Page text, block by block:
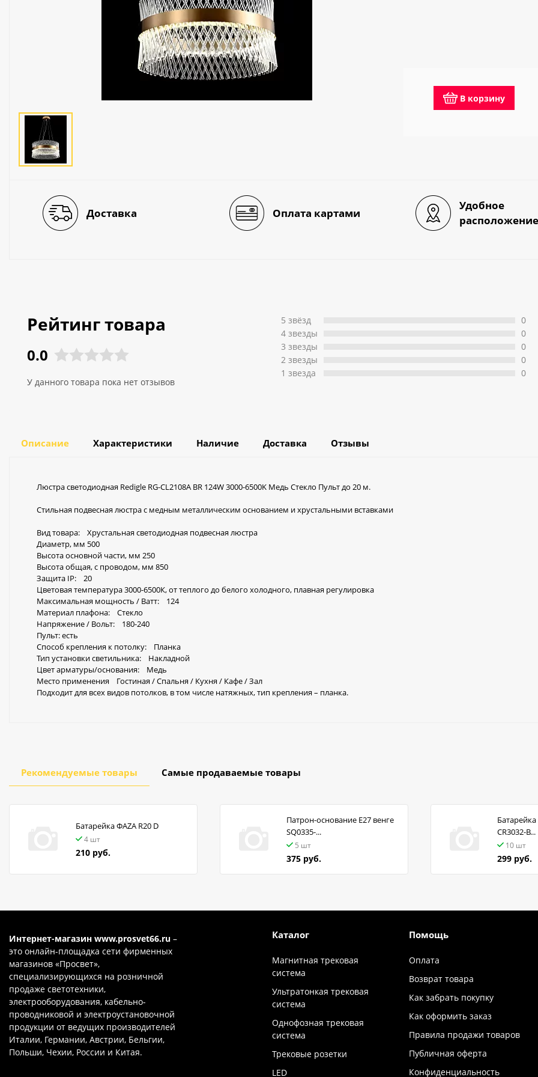
Декор и прочее
В корзину
Доставка Оплата картами
Удобное
расположение
Рейтинг товара
0.0
У данного товара пока нет отзывов
5 звёзд
4 звeзды
3 звeзды
2 звeзды
1 звeзда
0
0
0
0
0
Описание Характеристики Наличие Доставка Отзывы
Люстра светодиодная Redigle RG-CL2108A BR 124W 3000-6500K Медь Стекло Пульт до 20 м.
Стильная подвесная люстра с медным металлическим основанием и хрустальными вставками
Вид товара: Хрустальная светодиодная подвесная люстра
Диаметр, мм 500
Высота основной части, мм 250
Высота общая, с проводом, мм 850
Защита IP: 20
Цветовая температура 3000-6500К, от теплого до белого холодного, плавная регулировка
Максимальная мощность / Ватт: 124
Материал плафона: Стекло
Напряжение / Вольт: 180-240
Пульт: есть
Способ крепления к потолку: Планка
Тип установки светильника: Накладной
Цвет арматуры/основания: Медь
Место применения Гостиная / Спальня / Кухня / Кафе / Зал
Подходит для всех видов потолков, в том числе натяжных, тип крепления – планка.
Рекомендуемые товары Самые продаваемые товары
Батарейка ФАZA R20 D
4 шт
210 руб.
Патрон-основание Е27 венге
SQ0335-...
5 шт
375 руб.
CR3032-B...
10 шт
299 руб.
Интернет-магазин www.prosvet66.ru –
это онлайн-площадка сети фирменных
магазинов «Просвет»,
специализирующихся на розничной
продаже светотехники,
электрооборудования, кабельно-
проводниковой и электроустановочной
продукции от ведущих производителей
Италии, Германии, Австрии, Бельгии,
Польши, Чехии, России и Китая.
Каталог
Магнитная трековая
система
Ультратонкая трековая
система
Однофозная трековая
система
Трековые розетки
LED
Помощь
Оплата
Возврат товара
Как забрать покупку
Как оформить заказ
Правила продажи товаров
Публичная оферта
Конфиденциальность